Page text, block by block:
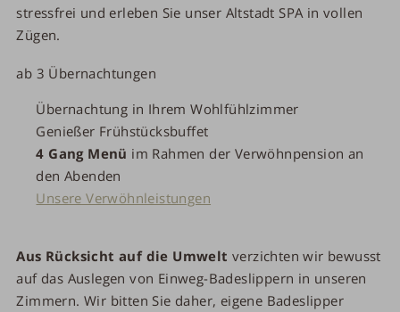
stressfrei und erleben Sie unser Altstadt SPA in vollen
Zügen.
ab 3 Übernachtungen
Übernachtung in Ihrem Wohlfühlzimmer
Genießer Frühstücksbuffet
4 Gang Menü im Rahmen der Verwöhnpension an
den Abenden
Unsere Verwöhnleistungen
Aus Rücksicht auf die Umwelt verzichten wir bewusst
auf das Auslegen von Einweg-Badeslippern in unseren
Zimmern. Wir bitten Sie daher, eigene Badeslipper